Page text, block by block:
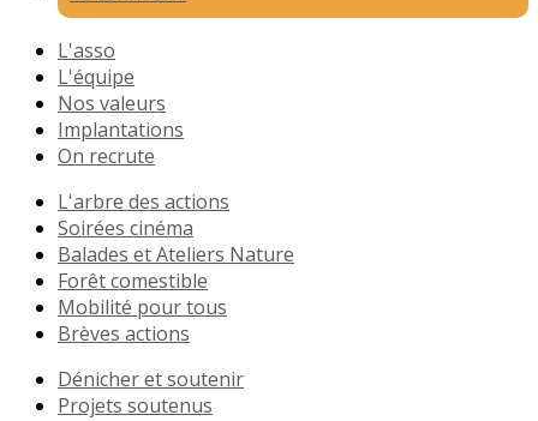
L'asso
L'équipe
Nos valeurs
Implantations
On recrute
L'arbre des actions
Soirées cinéma
Balades et Ateliers Nature
Forêt comestible
Mobilité pour tous
Brèves actions
Dénicher et soutenir
Projets soutenus